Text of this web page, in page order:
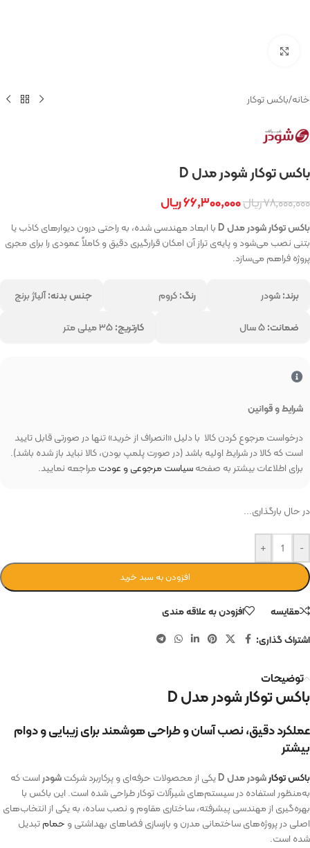
خانه/باکس توکار
باکس توکار شودر مدل D
۷۸,۰۰۰,۰۰۰ریال۶۶,۳۰۰,۰۰۰ریال
باکس توکار شودر مدل D
با ابعاد مهندسی‌ شده، به راحتی درون دیوارهای کاذب یا
بتنی نصب می‌شود و پایه‌ی تراز آن امکان قرارگیری دقیق و کاملاً عمودی را برای مجری
پروژه فراهم می‌سازد.
برند:شودر رنگ:کروم جنس بدنه:آلیاژ برنج
ضمانت:
کارتریج:
شرایط و قوانین
درخواست مرجوع کردن کالا با دلیل «انصراف از خرید» تنها در صورتی قابل تایید
است که کالا در شرایط اولیه باشد (در صورت پلمپ بودن، کالا نباید باز شده باشد).
برای اطلاعات بیشتر به صفحهسیاست مرجوعی و عودتمراجعه نمایید.
در حال بارگذاری...
-
+
افزودن به سبد خرید
مقایسه
افزودن به علاقه مندی
اشتراک گذاری:
توضیحات
باکس توکار شودر مدل D
عملکرد دقیق، نصب آسان و طراحی هوشمند برای زیبایی و دوام
بیشتر
باکس توکارشودر مدل D یکی از محصولات حرفه‌ای و پرکاربرد شرکتشودراست که
به‌منظور استفاده در سیستم‌های شیرآلات توکار طراحی شده است. این باکس با
بهره‌گیری از مهندسی پیشرفته، ساختاری مقاوم و نصب ساده، به یکی از انتخاب‌های
اصلی در پروژه‌های ساختمانی مدرن و بازسازی فضاهای بهداشتی و حمامتبدیل
شده است.